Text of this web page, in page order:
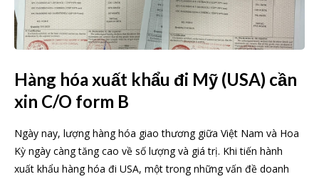
Hàng hóa xuất khẩu đi Mỹ (USA) cần
xin C/O form B
Ngày nay, lượng hàng hóa giao thương giữa Việt Nam và Hoa
Kỳ ngày càng tăng cao về số lượng và giá trị. Khi tiến hành
xuất khẩu hàng hóa đi USA, một trong những vấn đề doanh